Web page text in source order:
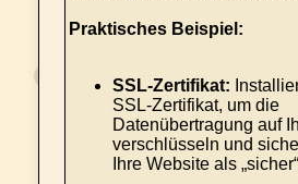
Praktisches Beispiel:
SSL-Zertifikat:
SSL-Zertifikat, um die
Datenübertragung auf
verschlüsseln und
Ihre Website als